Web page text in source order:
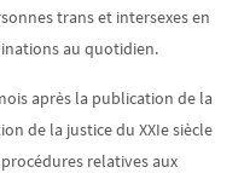
trans et intersexes en
au quotidien.
après la publication de la
de la justice du XXIe siècle
relatives aux